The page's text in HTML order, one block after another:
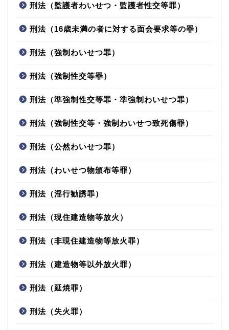
刑法（監護者わいせつ・監護者性交等罪）
刑法（16歳未満の者に対する面会要求等の罪）
刑法（強制わいせつ罪）
刑法（強制性交等罪）
刑法（準強制性交等罪・準強制わいせつ罪）
刑法（強制性交等・強制わいせつ致死傷罪）
刑法（公然わいせつ罪）
刑法（わいせつ物頒布等罪）
刑法（淫行勧誘罪）
刑法（現住建造物等放火）
刑法（非現住建造物等放火罪）
刑法（建造物等以外放火罪）
刑法（延焼罪）
刑法（失火罪）